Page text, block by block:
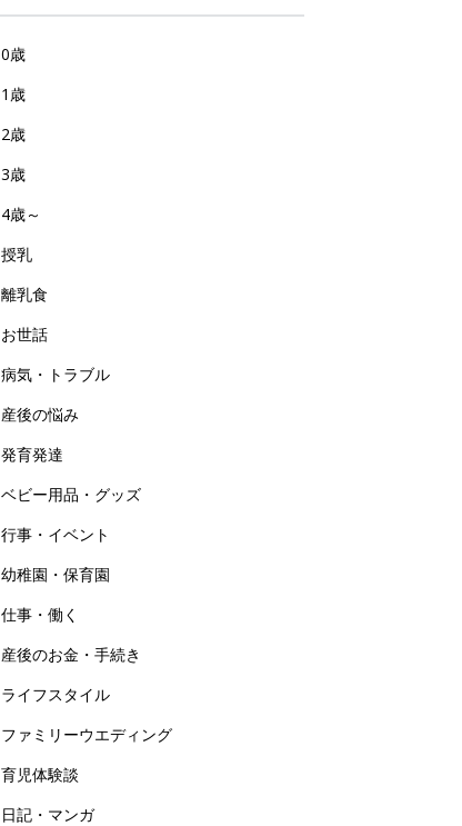
0歳
1歳
2歳
3歳
4歳～
授乳
離乳食
お世話
病気・トラブル
産後の悩み
発育発達
ベビー用品・グッズ
行事・イベント
幼稚園・保育園
仕事・働く
産後のお金・手続き
ライフスタイル
ファミリーウエディング
育児体験談
日記・マンガ